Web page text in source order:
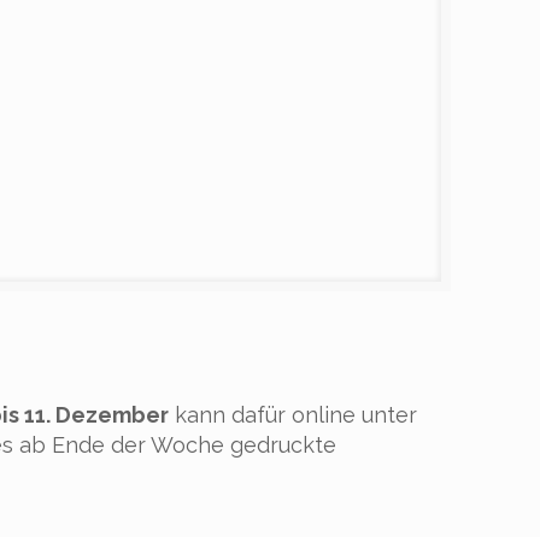
11. Dezember kann dafür online unter
ab Ende der Woche gedruckte